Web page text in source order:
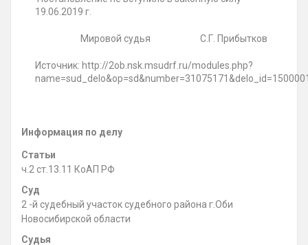
19.06.2019 г.
Мировой судья С.Г. Прибытков
Источник: http://2ob.nsk.msudrf.ru/modules.php?
Информация по делу
Статьи
ч.2 ст.13.11 КоАП РФ
Суд
2 -й судебный участок судебного района г.Оби
Новосибирской области
Судья